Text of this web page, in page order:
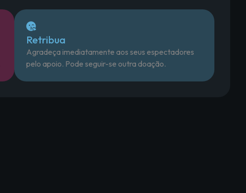
Retribua
Agradeça imediatamente aos seus espectadores
pelo apoio. Pode seguir-se outra doação.